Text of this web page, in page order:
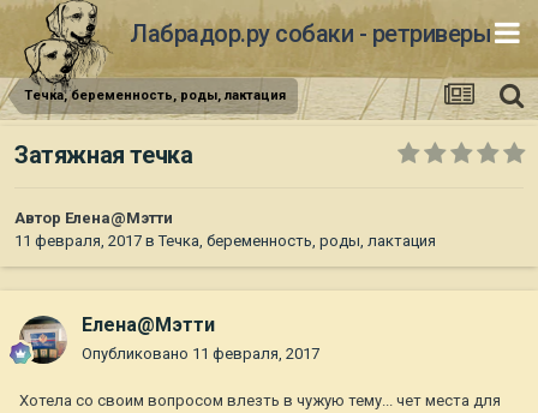
Лабрадор.ру собаки - ретриверы
Течка, беременность, роды, лактация
Затяжная течка
Автор Елена@Мэтти
11 февраля, 2017 вТечка, беременность, роды, лактация
Елена@Мэтти
Опубликовано 11 февраля, 2017
Хотела со своим вопросом влезть в чужую тему... чет места для